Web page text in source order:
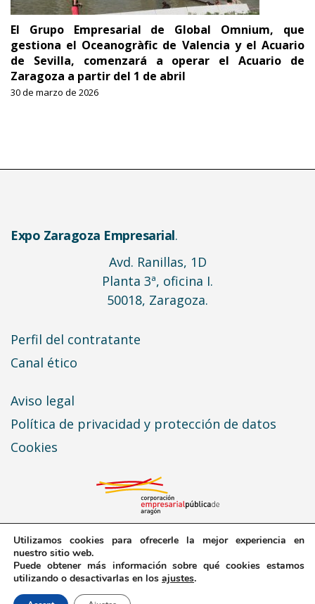
El Grupo Empresarial de Global Omnium, que
gestiona el Oceanogràfic de Valencia y el Acuario
de Sevilla, comenzará a operar el Acuario de
Zaragoza a partir del 1 de abril
30 de marzo de 2026
Expo Zaragoza Empresarial.
Avd. Ranillas, 1D
Planta 3ª, oficina I.
50018, Zaragoza.
Perfil del contratante
Canal ético
Aviso legal
Política de privacidad y protección de datos
Cookies
© 2026 Expo Zaragoza Empresarial · Todos los
derechos reservados
Utilizamos cookies para ofrecerle la mejor experiencia en
nuestro sitio web.
Puede obtener más información sobre qué cookies estamos
utilizando o desactivarlas en los ajustes.